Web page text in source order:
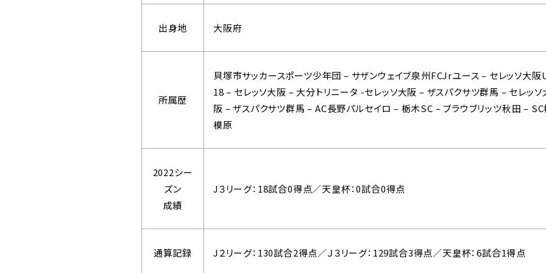
出身地 大阪府
所属歴
貝塚市サッカースポーツ少年団 – サザンウェイブ泉州FCJrユース – セレッソ大阪
18 – セレッソ大阪 – 大分トリニータ -セレッソ大阪 – ザスパクサツ群馬 – セレッソ
阪 – ザスパクサツ群馬 – AC長野パルセイロ – 栃木SC – ブラウブリッツ秋田 – SC
模原
2022シー
ズン
成績
J３リーグ：18試合0得点／天皇杯：0試合0得点
通算記録 J２リーグ：130試合2得点／Ｊ３リーグ：129試合3得点／天皇杯：6試合1得点